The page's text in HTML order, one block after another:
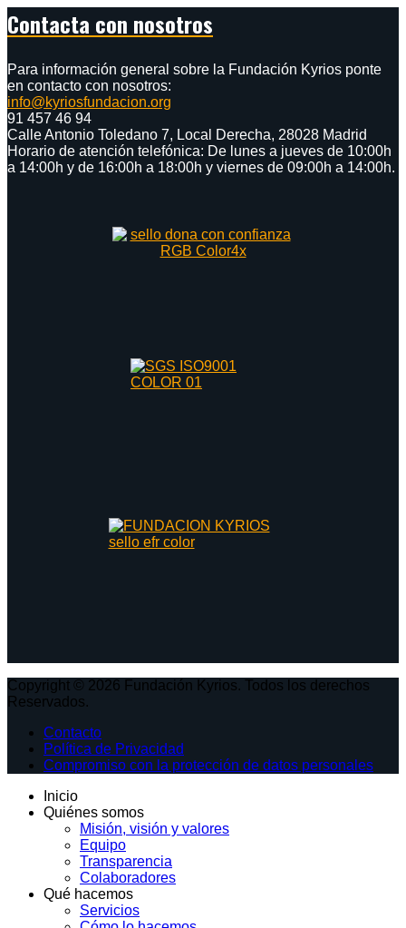
Contacta con nosotros
Para información general sobre la Fundación Kyrios ponte
en contacto con nosotros:
info@kyriosfundacion.org
91 457 46 94
Calle Antonio Toledano 7, Local Derecha, 28028 Madrid
Horario de atención telefónica: De lunes a jueves de 10:00h
a 14:00h y de 16:00h a 18:00h y viernes de 09:00h a 14:00h.
Copyright © 2026 Fundación Kyrios. Todos los derechos
Reservados.
Contacto
Política de Privacidad
Compromiso con la protección de datos personales
Inicio
Quiénes somos
Misión, visión y valores
Equipo
Transparencia
Colaboradores
Qué hacemos
Servicios